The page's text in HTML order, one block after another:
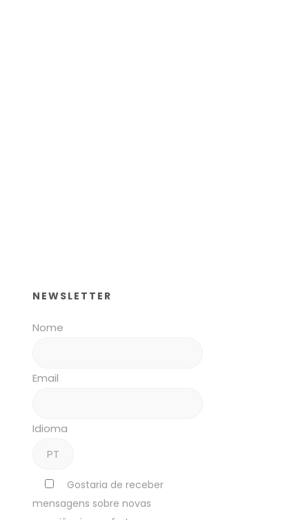
NEWSLETTER
Nome
Email
Idioma
Gostaria de receber
mensagens sobre novas